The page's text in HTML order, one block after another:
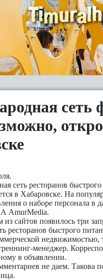
сеть
сеть ресторанов
в Хабаровске. На
о наборе персонала в
AmurMedia.
сайтов появилось три
ресторанов быстрого
недвижимостью,
менеджер.
в объявлении.
не даем. Такова